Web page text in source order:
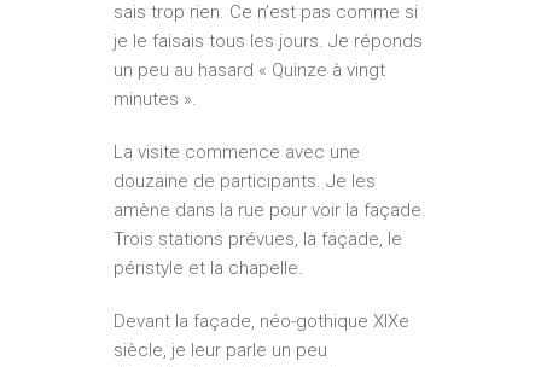
sais trop rien. Ce n’est pas comme si
je le faisais tous les jours. Je réponds
un peu au hasard « Quinze à vingt
minutes ».
La visite commence avec une
douzaine de participants. Je les
amène dans la rue pour voir la façade.
Trois stations prévues, la façade, le
péristyle et la chapelle.
Devant la façade, néo-gothique XIXe
siècle, je leur parle un peu